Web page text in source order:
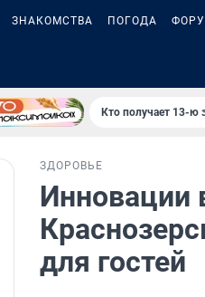
ЗНАКОМСТВА ПОГОДА
Кто получает 13-ю
ЗДОРОВЬЕ
Инновации
для гостей